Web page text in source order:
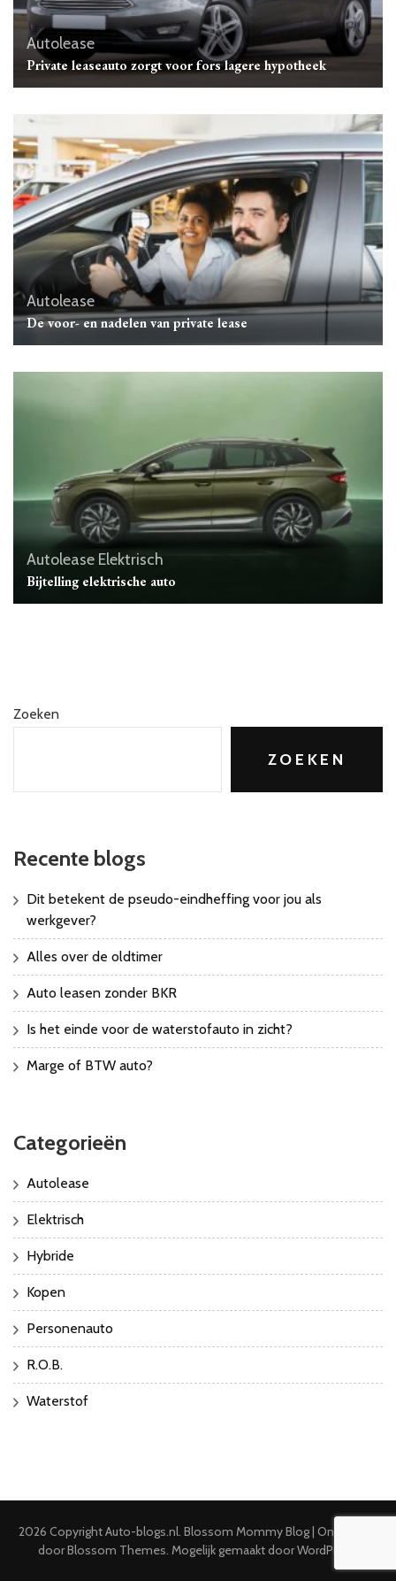
Autolease
Private leaseauto zorgt voor fors lagere hypotheek
Autolease
De voor- en nadelen van private lease
Autolease Elektrisch
Bijtelling elektrische auto
Zoeken
ZOEKEN
Recente blogs
Dit betekent de pseudo-eindheffing voor jou als
werkgever?
Alles over de oldtimer
Auto leasen zonder BKR
Is het einde voor de waterstofauto in zicht?
Marge of BTW auto?
Categorieën
Autolease
Elektrisch
Hybride
Kopen
Personenauto
R.O.B.
Waterstof
2026 CopyrightAuto-blogs.nl Blossom Mommy Blog | Ontwikkeld
doorBlossom Themes . Mogelijk gemaakt doorWordPress